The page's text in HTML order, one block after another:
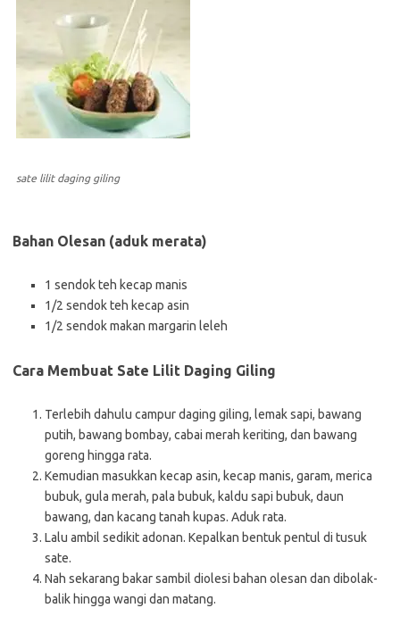
sate lilit daging giling
Bahan Olesan (aduk merata)
1 sendok teh kecap manis
1/2 sendok teh kecap asin
1/2 sendok makan margarin leleh
Cara Membuat Sate Lilit Daging Giling
Terlebih dahulu campur daging giling, lemak sapi, bawang
putih, bawang bombay, cabai merah keriting, dan bawang
goreng hingga rata.
Kemudian masukkan kecap asin, kecap manis, garam, merica
bubuk, gula merah, pala bubuk, kaldu sapi bubuk, daun
bawang, dan kacang tanah kupas. Aduk rata.
Lalu ambil sedikit adonan. Kepalkan bentuk pentul di tusuk
sate.
Nah sekarang bakar sambil diolesi bahan olesan dan dibolak-
balik hingga wangi dan matang.